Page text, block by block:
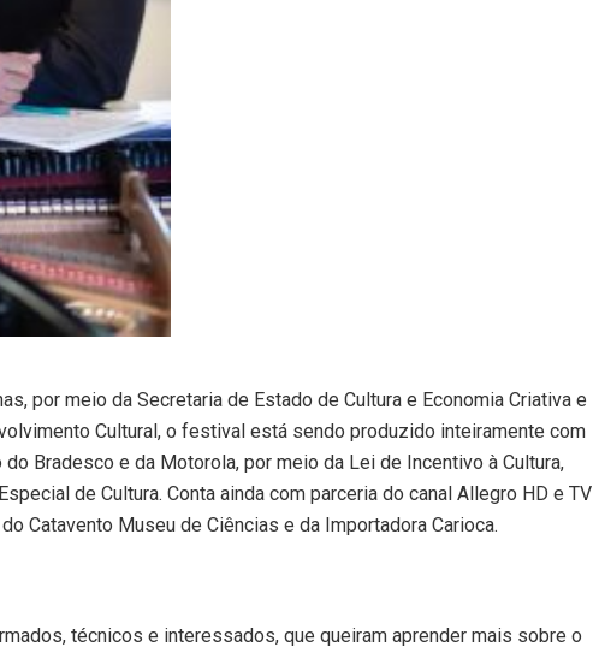
por meio da Secretaria de Estado de Cultura e Economia Criativa e
Cultural, o festival está sendo produzido inteiramente com
Bradesco e da Motorola, por meio da Lei de Incentivo à Cultura,
de Cultura. Conta ainda com parceria do canal Allegro HD e TV
Catavento Museu de Ciências e da Importadora Carioca.
técnicos e interessados, que queiram aprender mais sobre o